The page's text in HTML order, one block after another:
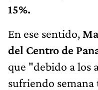
15%.
En ese sentido,
del Centro de
que "debido a los
sufriendo semana